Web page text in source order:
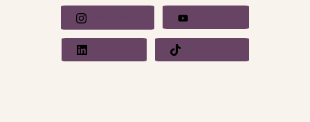
Linkedin Whatsapp